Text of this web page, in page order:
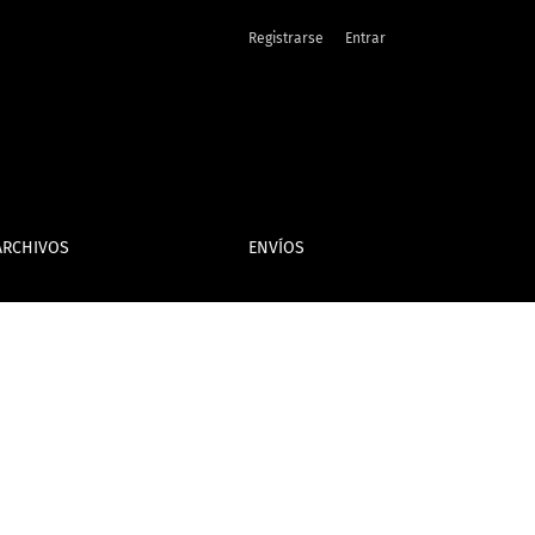
ENVÍOS
Registrarse Entrar